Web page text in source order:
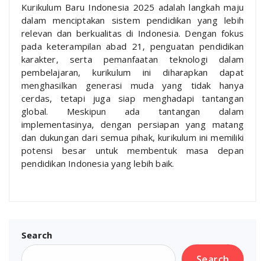
Kurikulum Baru Indonesia 2025 adalah langkah maju
dalam menciptakan sistem pendidikan yang lebih
relevan dan berkualitas di Indonesia. Dengan fokus
pada keterampilan abad 21, penguatan pendidikan
karakter, serta pemanfaatan teknologi dalam
pembelajaran, kurikulum ini diharapkan dapat
menghasilkan generasi muda yang tidak hanya
cerdas, tetapi juga siap menghadapi tantangan
global. Meskipun ada tantangan dalam
implementasinya, dengan persiapan yang matang
dan dukungan dari semua pihak, kurikulum ini memiliki
potensi besar untuk membentuk masa depan
pendidikan Indonesia yang lebih baik.
Search